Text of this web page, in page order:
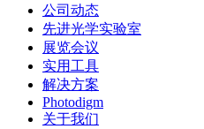
公司动态
先进光学实验室
展览会议
实用工具
解决方案
Photodigm
关于我们